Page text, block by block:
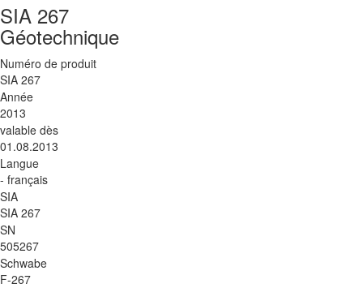
SIA 267
Géotechnique
Numéro de produit
SIA 267
Année
2013
valable dès
01.08.2013
Langue
- français
SIA
SIA 267
SN
505267
Schwabe
F-267